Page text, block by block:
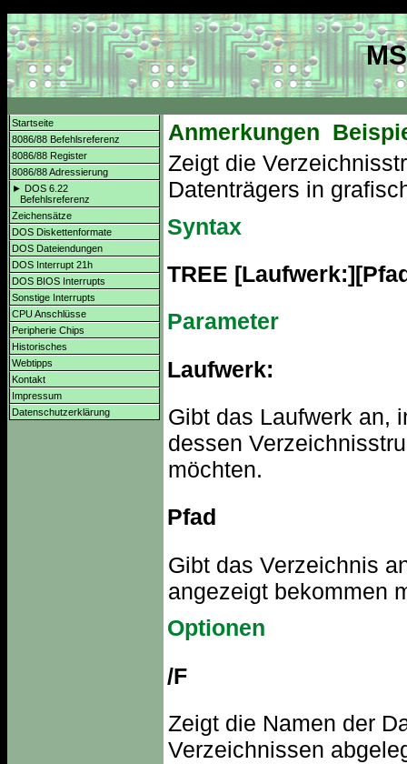
Startseite
8086/88 Befehlsreferenz
8086/88 Register
8086/88 Adressierung
► DOS 6.22
Befehlsreferenz
Zeichensätze
DOS Diskettenformate
DOS Dateiendungen
DOS Interrupt 21h
DOS BIOS Interrupts
Sonstige Interrupts
CPU Anschlüsse
Peripherie Chips
Historisches
Webtipps
Kontakt
Impressum
Datenschutzerklärung
Anmerkungen
Zeigt die
Datenträgers in
Syntax
TREE
Parameter
Laufwerk:
Gibt das Laufwerk an,
dessen
möchten.
Pfad
Gibt das Verzeichnis
angezeigt bekommen
Optionen
/F
Zeigt die Namen der
Verzeichnissen